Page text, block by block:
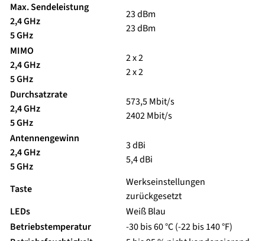
Max. Sendeleistung
2,4 GHz
5 GHz
23 dBm
23 dBm
MIMO
2,4 GHz
5 GHz
2 x 2
2 x 2
Durchsatzrate
2,4 GHz
5 GHz
573,5 Mbit/s
2402 Mbit/s
Antennengewinn
2,4 GHz
5 GHz
3 dBi
5,4 dBi
Taste
Werkseinstellungen
zurückgesetzt
LEDs
Weiß Blau
Betriebstemperatur
-30 bis 60 °C (-22 bis 140 °F)